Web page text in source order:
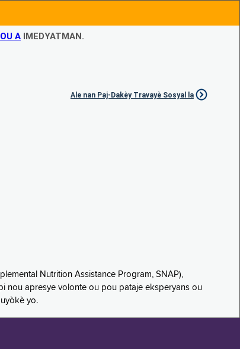
A IMEDYATMAN.
Ale nan Paj-Dakèy Travayè Sosyal la
Nutrition Assistance Program, SNAP),
nou apresye volonte ou pou pataje eksperyans ou
yo.